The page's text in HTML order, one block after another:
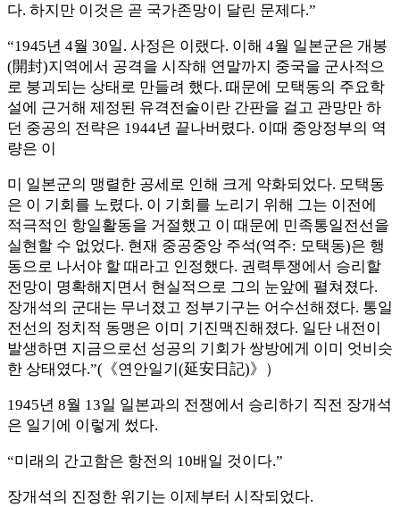
다. 하지만 이것은 곧 국가존망이 달린 문제다.”
“1945년 4월 30일. 사정은 이랬다. 이해 4월 일본군은 개봉
(開封)지역에서 공격을 시작해 연말까지 중국을 군사적으
로 붕괴되는 상태로 만들려 했다. 때문에 모택동의 주요학
설에 근거해 제정된 유격전술이란 간판을 걸고 관망만 하
던 중공의 전략은 1944년 끝나버렸다. 이때 중앙정부의 역
량은 이
미 일본군의 맹렬한 공세로 인해 크게 약화되었다. 모택동
은 이 기회를 노렸다. 이 기회를 노리기 위해 그는 이전에
적극적인 항일활동을 거절했고 이 때문에 민족통일전선을
실현할 수 없었다. 현재 중공중앙 주석(역주: 모택동)은 행
동으로 나서야 할 때라고 인정했다. 권력투쟁에서 승리할
전망이 명확해지면서 현실적으로 그의 눈앞에 펼쳐졌다.
장개석의 군대는 무너졌고 정부기구는 어수선해졌다. 통일
전선의 정치적 동맹은 이미 기진맥진해졌다. 일단 내전이
발생하면 지금으로선 성공의 기회가 쌍방에게 이미 엇비슷
한 상태였다.”(《연안일기(延安日記)》）
1945년 8월 13일 일본과의 전쟁에서 승리하기 직전 장개석
은 일기에 이렇게 썼다.
“미래의 간고함은 항전의 10배일 것이다.”
장개석의 진정한 위기는 이제부터 시작되었다.